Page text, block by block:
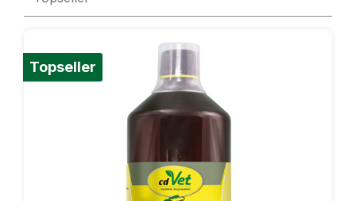
Topseller